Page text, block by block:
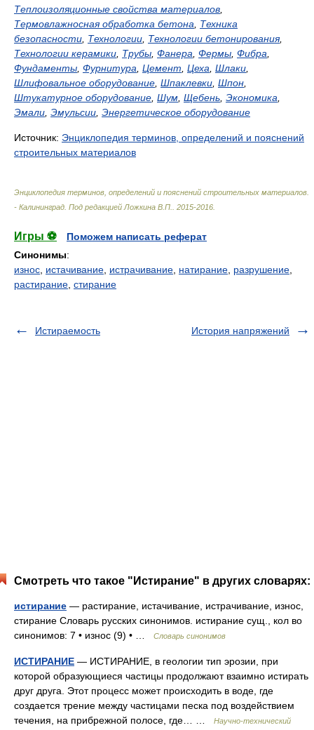
Теплоизоляционные свойства материалов
Термовлажносная обработка бетона
Техника
безопасности Технологии Технологии бетонирования,
Технологии керамики Трубы Фанера Фермы Фибра
Фундаменты Фурнитура Цемент Цеха Шлаки
Шлифовальное оборудование Шпаклевки Шпон
Штукатурное оборудование Шум Щебень Экономика
Эмали Эмульсии Энергетическое оборудование
Источник: Энциклопедия терминов, определений и пояснений
строительных материалов
Энциклопедия терминов, определений и пояснений строительных материалов.
- Калининград Под редакцией Ложкина В.П. 2015-2016
Игры ⚽
Поможем написать реферат
Синонимы:
износ истачивание истрачивание натирание разрушение
растирание стирание
Истираемость История напряжений
Смотреть что такое "Истирание" в других словарях:
истирание — растирание, истачивание, истрачивание, износ,
стирание Словарь русских синонимов. истирание сущ., кол во
синонимов: 7 • износ (9) • …
Словарь синонимов
ИСТИРАНИЕ — ИСТИРАНИЕ, в геологии тип эрозии, при
которой образующиеся частицы продолжают взаимно истирать
друг друга. Этот процесс может происходить в воде, где
создается трение между частицами песка под воздействием
течения, на прибрежной полосе, где… …
Научно-технический